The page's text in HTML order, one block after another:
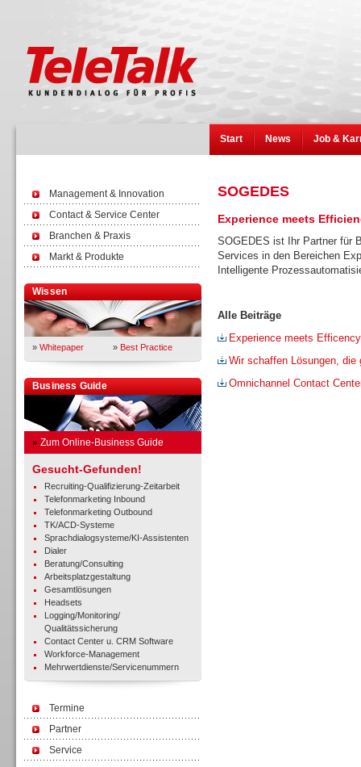
Start News Job &
Management & Innovation
Contact & Service Center
Branchen & Praxis
Markt & Produkte
Wissen
» Whitepaper » Best Practice
Business Guide
» Zum Online-Business Guide
Gesucht-Gefunden!
Recruiting-Qualifizierung-Zeitarbeit
Telefonmarketing Inbound
Telefonmarketing Outbound
TK/ACD-Systeme
Sprachdialogsysteme/KI-Assistenten
Dialer
Beratung/Consulting
Arbeitsplatzgestaltung
Gesamtlösungen
Headsets
Logging/Monitoring/
Qualitätssicherung
Contact Center u. CRM Software
Workforce-Management
Mehrwertdienste/Servicenummern
Termine
Partner
Service
SOGEDES
Experience meets
SOGEDES ist Ihr Partner für
Services in den Bereichen
Intelligente
Alle Beiträge
Experience meets Efficency
Wir schaffen Lösungen, die
Omnichannel Contact